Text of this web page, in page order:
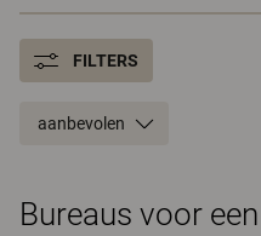
FILTERS
aanbevolen
Bureaus voor